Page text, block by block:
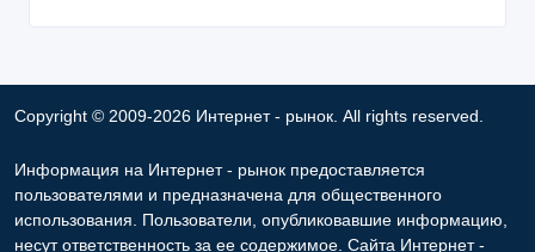
Copyright © 2009-2026 Интернет - рынок. All rights reserved.
Информация на Интернет - рынок предоставляется
пользователями и предназначена для общественного
использования. Пользователи, опубликовавшие информацию,
несут ответственность за ее содержимое. Сайта Интернет -